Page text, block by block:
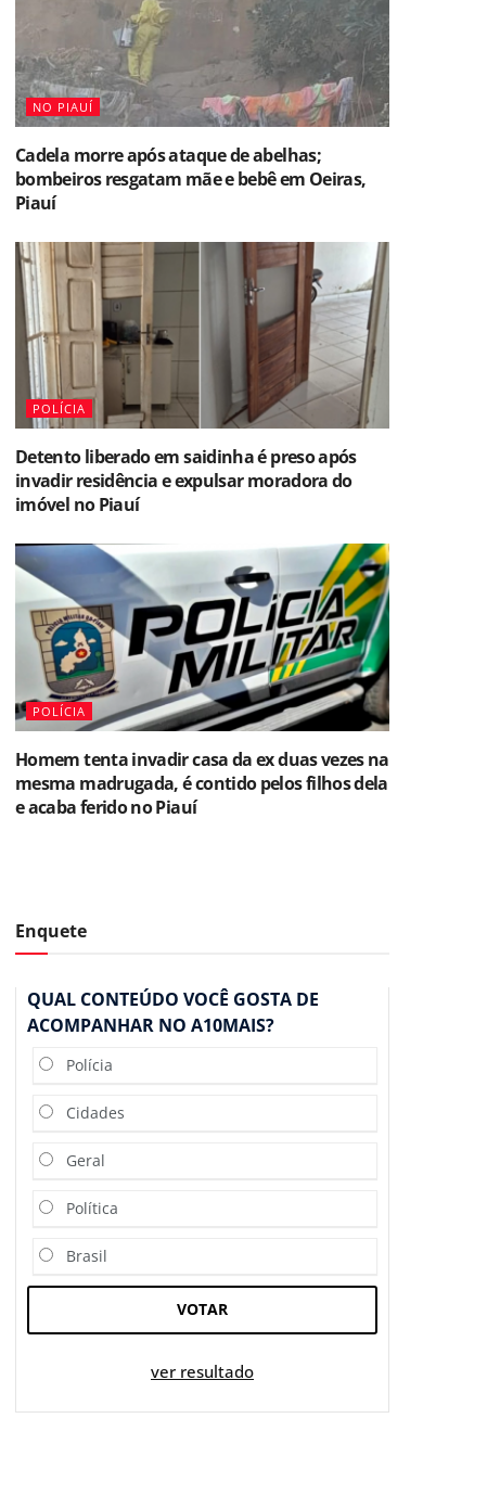
NO PIAUÍ
Cadela morre após ataque de abelhas;
bombeiros resgatam mãe e bebê em Oeiras,
Piauí
POLÍCIA
Detento liberado em saidinha é preso após
invadir residência e expulsar moradora do
imóvel no Piauí
POLÍCIA
Homem tenta invadir casa da ex duas vezes na
mesma madrugada, é contido pelos filhos dela
e acaba ferido no Piauí
Enquete
QUAL CONTEÚDO VOCÊ GOSTA DE
ACOMPANHAR NO A10MAIS?
Polícia
Cidades
Geral
Política
Brasil
VOTAR
ver resultado